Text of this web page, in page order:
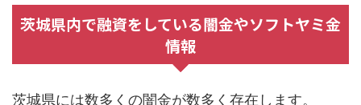
茨城県内で融資をしている闇金やソフトヤミ金
情報
茨城県には数多くの闇金が数多く存在します。